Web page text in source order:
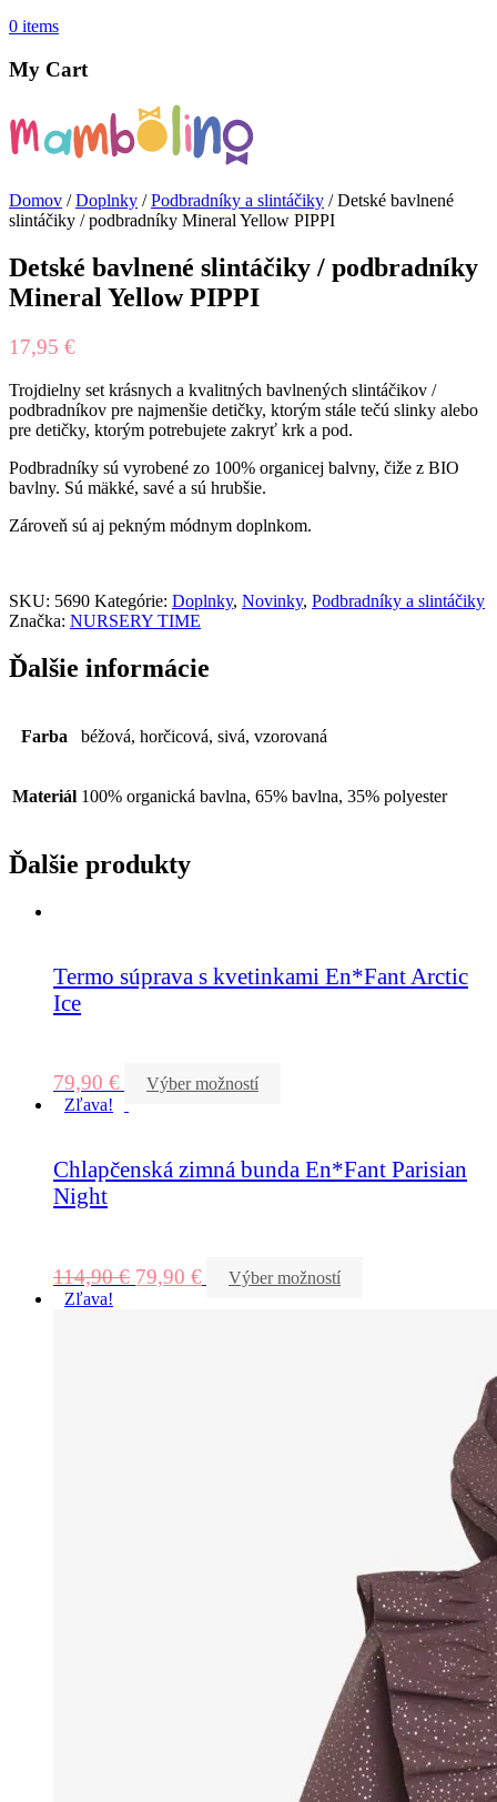
0 items
My Cart
Domov /Doplnky /Podbradníky a slintáčiky / Detské bavlnené
slintáčiky / podbradníky Mineral Yellow PIPPI
Detské bavlnené slintáčiky / podbradníky
Mineral Yellow PIPPI
17,95 €
Trojdielny set krásnych a kvalitných bavlnených slintáčikov /
podbradníkov pre najmenšie detičky, ktorým stále tečú slinky alebo
pre detičky, ktorým potrebujete zakryť krk a pod.
Podbradníky sú vyrobené zo 100% organicej balvny, čiže z BIO
bavlny. Sú mäkké, savé a sú hrubšie.
Zároveň sú aj pekným módnym doplnkom.
SKU: 5690 Kategórie: Doplnky, Novinky, Podbradníky a slintáčiky
Značka: NURSERY TIME
Ďalšie informácie
Farba béžová, horčicová, sivá, vzorovaná
Materiál 100% organická bavlna, 65% bavlna, 35% polyester
Ďalšie produkty
Termo súprava s kvetinkami En*Fant Arctic
Ice
79,90 €
Výber možností
Zľava!
Chlapčenská zimná bunda En*Fant Parisian
Night
114,90€ 79,90 €
Výber možností
Zľava!